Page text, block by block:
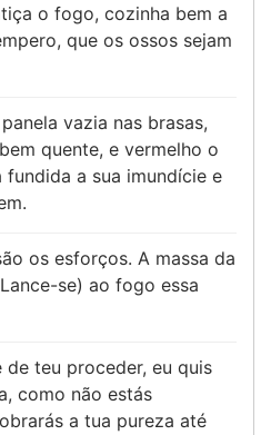
o fogo, cozinha bem a
que os ossos sejam
vazia nas brasas,
quente, e vermelho o
fundida a sua imundície e
os esforços. A massa da
se) ao fogo essa
de teu proceder, eu quis
como não estás
a tua pureza até